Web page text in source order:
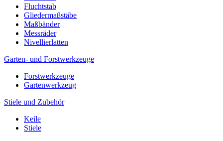
Fluchtstab
Gliedermaßstäbe
Maßbänder
Messräder
Nivellierlatten
Garten- und Forstwerkzeuge
Forstwerkzeuge
Gartenwerkzeug
Stiele und Zubehör
Keile
Stiele